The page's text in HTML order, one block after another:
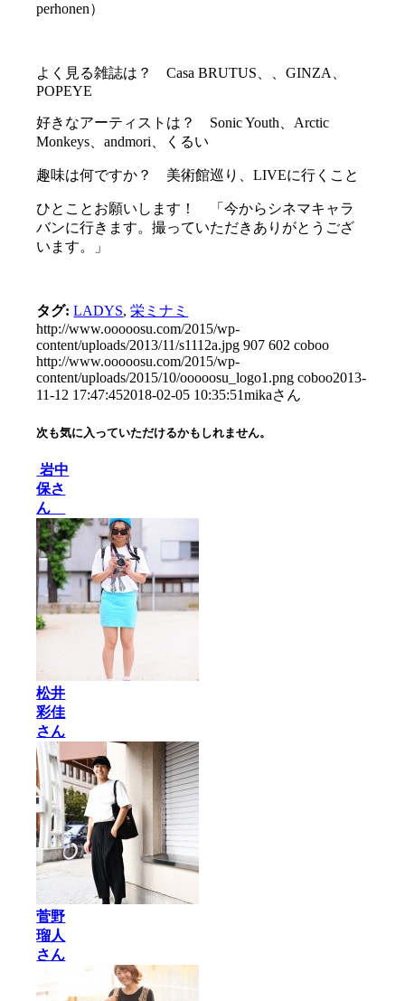
perhonen）
よく見る雑誌は？ Casa BRUTUS、、GINZA、
POPEYE
好きなアーティストは？ Sonic Youth、Arctic
Monkeys、andmori、くるい
趣味は何ですか？ 美術館巡り、LIVEに行くこと
ひとことお願いします！ 「今からシネマキャラ
バンに行きます。撮っていただきありがとうござ
います。」
タグ: LADYS,栄ミナミ
http://www.ooooosu.com/2015/wp-
content/uploads/2013/11/s1112a.jpg 907 602 coboo
http://www.ooooosu.com/2015/wp-
content/uploads/2015/10/ooooosu_logo1.png coboo2013-
11-12 17:47:452018-02-05 10:35:51mikaさん
次も気に入っていただけるかもしれません。
岩中
保さ
ん
松井
彩佳
さん
菅野
瑠人
さん